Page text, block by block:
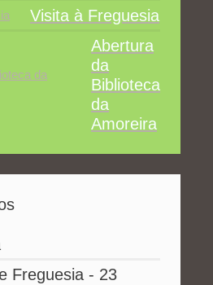
Visita à Freguesia
Abertura
da
Biblioteca
da
Amoreira
Freguesia - 23